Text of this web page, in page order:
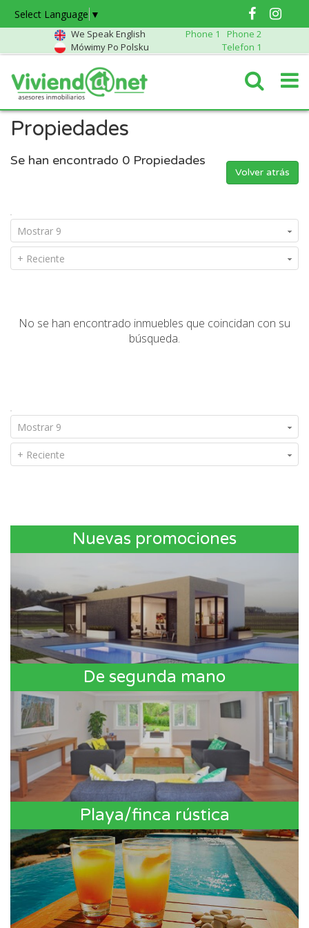
Select Language ▼
We Speak English Phone 1
Phone 2
Mówimy Po Polsku
Telefon 1
Propiedades
Se han encontrado 0 Propiedades
Volver atrás
Mostrar 9
+ Reciente
No se han encontrado inmuebles que coincidan con su
búsqueda.
Mostrar 9
+ Reciente
Nuevas promociones
De segunda mano
Playa/finca rústica